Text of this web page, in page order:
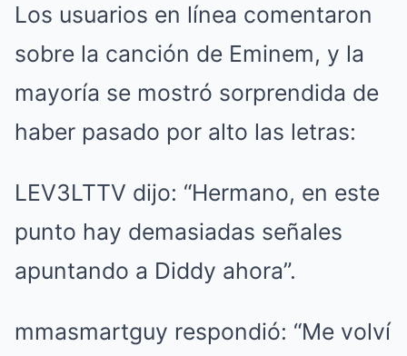
Los usuarios en línea comentaron
sobre la canción de Eminem, y la
mayoría se mostró sorprendida de
haber pasado por alto las letras:
LEV3LTTV dijo: “Hermano, en este
punto hay demasiadas señales
apuntando a Diddy ahora”.
mmasmartguy respondió: “Me volví